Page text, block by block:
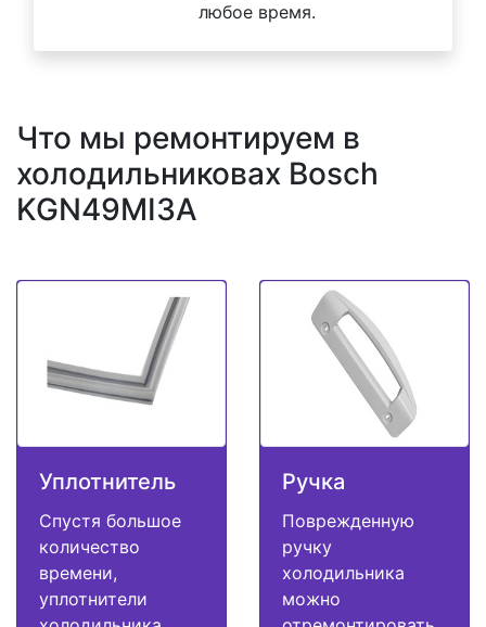
любое время.
Что мы ремонтируем в
холодильниковах Bosch
KGN49MI3A
Уплотнитель
Спустя большое
количество
времени,
уплотнители
Ручка
Поврежденную
ручку
холодильника
можно